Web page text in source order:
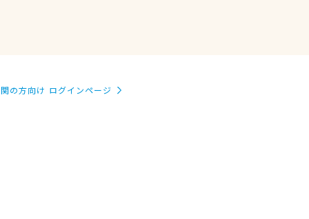
の方向け ログインページ